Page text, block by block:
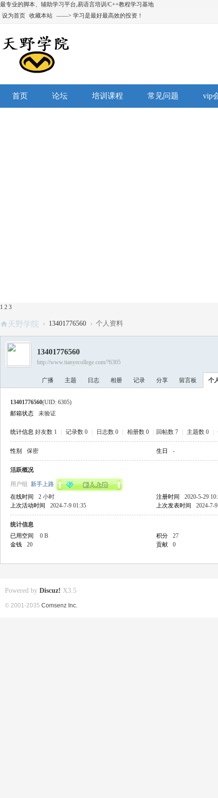
最专业的脚本、辅助学习平台,易语言培训/C++教程学习基地
设为首页 收藏本站 ——> 学习是最好最高效的投资！
首页 论坛 培训课程 常见问题 vip
1 2 3
天野学院 › 13401776560 › 个人资料
13401776560
http://www.tianyecollege.com/?6305
广播 主题 日志 相册 记录 分享 留言板 个
13401776560(UID: 6305)
邮箱状态
未验证
统计信息 好友数 1 记录数 0 日志数 0 相册数 0 回帖数 7 主题数 0
性别 保密 生日 -
活跃概况
用户组 新手上路
在线时间
2 小时 注册时间
2020-5-29
上次活动时间
2024-7-9 01:35 上次发表时间 2024-7-
统计信息
已用空间
0 B 积分
27
金钱
20 贡献 0
Powered by Discuz! X3.5
© 2001-2035 Comsenz Inc.